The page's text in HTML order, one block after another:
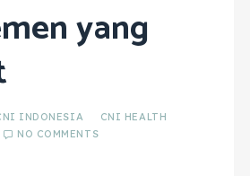
yang
INDONESIA
CNI HEALTH
NO COMMENTS